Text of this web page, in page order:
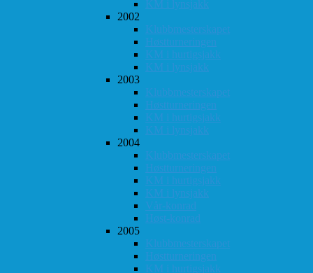
KM i lynsjakk
2002
Klubbmesterskapet
Høstturneringen
KM i hurtigsjakk
KM i lynsjakk
2003
Klubbmesterskapet
Høstturneringen
KM i hurtigsjakk
KM i lynsjakk
2004
Klubbmesterskapet
Høstturneringen
KM i hurtigsjakk
KM i lynsjakk
Vår-konrad
Høst-konrad
2005
Klubbmesterskapet
Høstturneringen
KM i hurtigsjakk